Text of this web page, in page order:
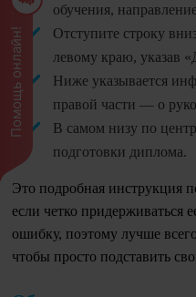
Помощь онлайн!
обучения,
Отступите строку
левому краю, указав
Ниже указывается
правой части — о
В самом низу по
подготовки диплома.
Это подробная инструкция
если четко придерживаться
ошибку, поэтому лучше
чтобы просто подставить